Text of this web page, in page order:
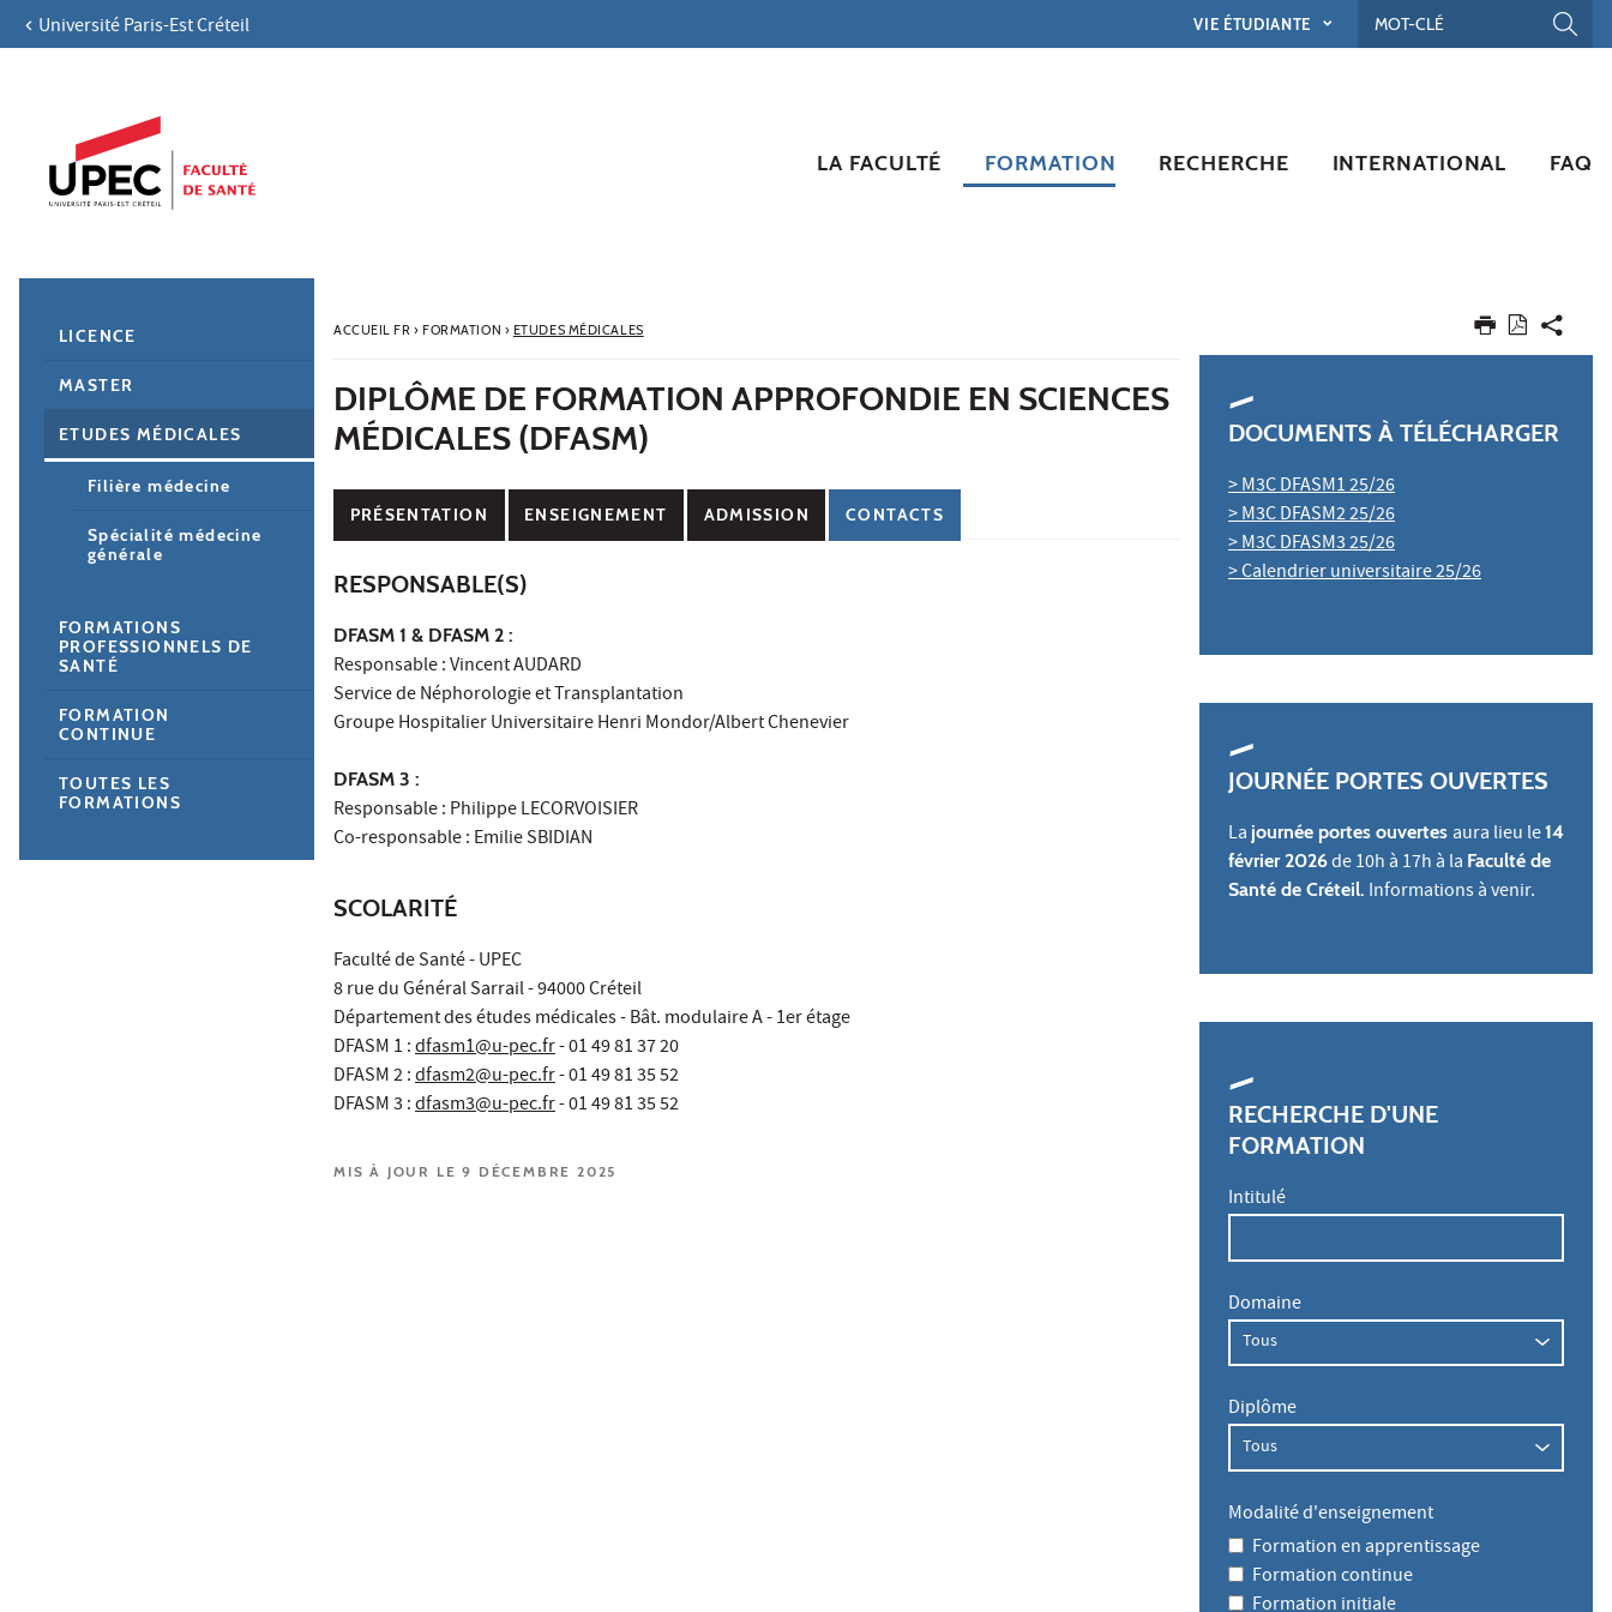
Aller au contenu
Navigation secondaire
Université Paris-Est Créteil VIE ÉTUDIANTE
LA FACULTÉ FORMATION RECHERCHE INTERNATIONAL FAQ
ACCUEIL FR› FORMATION › ETUDES MÉDICALES
DIPLÔME DE FORMATION APPROFONDIE EN SCIENCES
MÉDICALES (DFASM)
PRÉSENTATION ENSEIGNEMENT ADMISSION CONTACTS
RESPONSABLE(S)
DFASM 1 & DFASM 2 :
Responsable : Vincent AUDARD
Service de Néphorologie et Transplantation
Groupe Hospitalier Universitaire Henri Mondor/Albert Chenevier
DFASM 3 :
Responsable : Philippe LECORVOISIER
Co-responsable : Emilie SBIDIAN
SCOLARITÉ
Faculté de Santé - UPEC
8 rue du Général Sarrail - 94000 Créteil
Département des études médicales - Bât. modulaire A - 1er étage
DFASM 1 :dfasm1@u-pec.fr- 01 49 81 37 20
DFASM 2 :dfasm2@u-pec.fr- 01 49 81 35 52
DFASM 3 :dfasm3@u-pec.fr- 01 49 81 35 52
MIS À JOUR LE 9 DÉCEMBRE 2025
DOCUMENTS À TÉLÉCHARGER
> M3C DFASM1 25/26
> M3C DFASM2 25/26
> M3C DFASM3 25/26
> Calendrier universitaire 25/26
JOURNÉE PORTES OUVERTES
La journée portes ouvertes aura lieu le14
février 2026de 10h à 17h à la Faculté de
Santé de Créteil. Informations à venir.
RECHERCHE D'UNE
FORMATION
Intitulé
Domaine
Diplôme
Modalité d'enseignement
Formation en apprentissage
Formation continue
LICENCE
MASTER
ETUDES MÉDICALES
Filière médecine
Spécialité médecine
générale
FORMATIONS
PROFESSIONNELS DE
SANTÉ
FORMATION
CONTINUE
TOUTES LES
FORMATIONS